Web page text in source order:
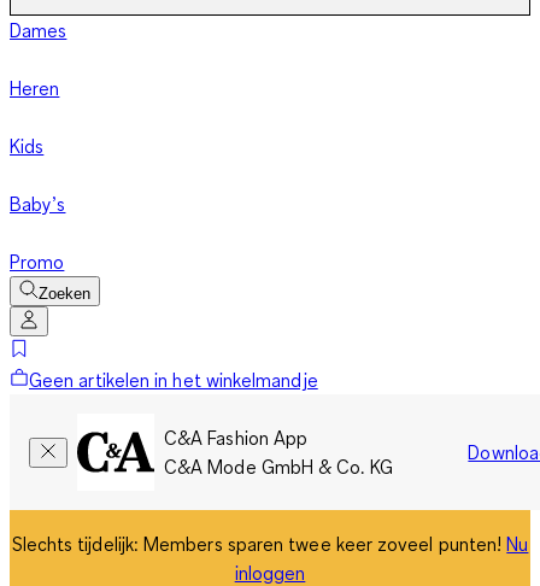
Dames
Heren
Kids
Baby’s
Promo
Zoeken
Geen artikelen in het winkelmandje
C&A Fashion App
C&A Mode GmbH & Co. KG
Slechts tijdelijk: Members sparen twee keer zoveel punten!Nu
inloggen